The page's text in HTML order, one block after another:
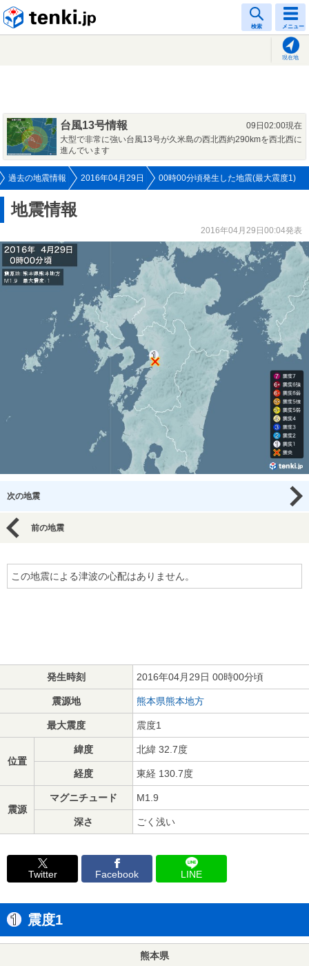
検索 メニュー
現在地
台風13号情報
09日02:00現在
大型で非常に強い台風13号が久米島の西北西約290kmを西北西に
進んでいます
過去の地震情報 2016年04月29日 00時00分頃発生した地震(最大震度1)
地震情報
2016年04月29日00:04発表
次の地震
前の地震
この地震による津波の心配はありません。
発生時刻 2016年04月29日 00時00分頃
震源地 熊本県熊本地方
最大震度 震度1
位置
緯度 北緯 32.7度
経度 東経 130.7度
震源
マグニチュード M1.9
深さ ごく浅い
Twitter Facebook LINE
震度1
熊本県